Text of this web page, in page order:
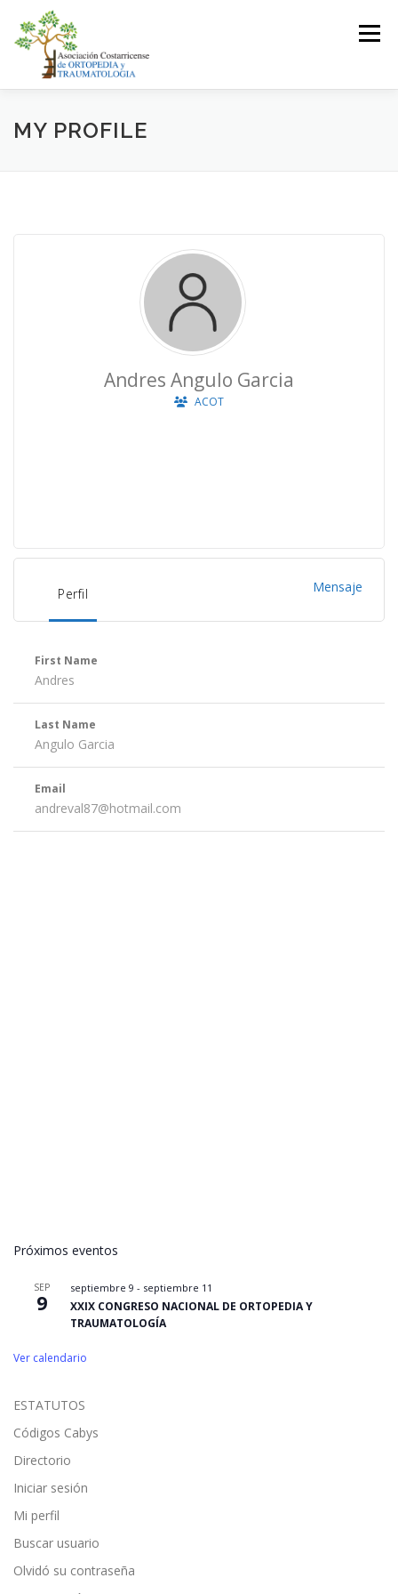
contenido
Menú
LA ASOCIACIÓN
MY PROFILE
Andres Angulo Garcia
ACOT
Perfil Mensaje
First Name
Andres
Last Name
Angulo Garcia
Email
andreval87@hotmail.com
Próximos eventos
SEP
9
septiembre 9 - septiembre 11
XXIX CONGRESO NACIONAL DE ORTOPEDIA Y
TRAUMATOLOGÍA
Ver calendario
ESTATUTOS
Códigos Cabys
Directorio
Iniciar sesión
Mi perfil
Buscar usuario
Olvidó su contraseña